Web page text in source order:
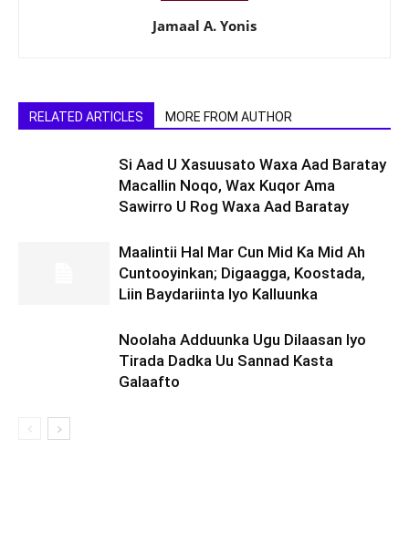
Jamaal A. Yonis
RELATED ARTICLES MORE FROM AUTHOR
Si Aad U Xasuusato Waxa Aad Baratay
Macallin Noqo, Wax Kuqor Ama
Sawirro U Rog Waxa Aad Baratay
Maalintii Hal Mar Cun Mid Ka Mid Ah
Cuntooyinkan; Digaagga, Koostada,
Liin Baydariinta Iyo Kalluunka
Noolaha Adduunka Ugu Dilaasan Iyo
Tirada Dadka Uu Sannad Kasta
Galaafto